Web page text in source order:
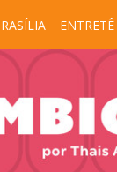
ENTRETÊ